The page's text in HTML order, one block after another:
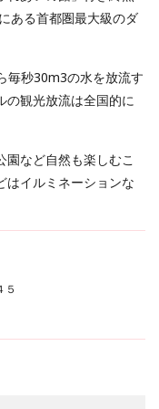
ある首都圏最大級のダ
毎秒30m3の水を放流す
の観光放流は全国的に
園など自然も楽しむこ
はイルミネーションな
５